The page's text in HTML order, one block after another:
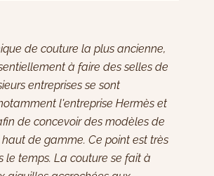
de couture la plus ancienne,
à faire des selles de
entreprises se sont
l'entreprise Hermès et
de concevoir des modèles de
de gamme. Ce point est très
le temps. La couture se fait à